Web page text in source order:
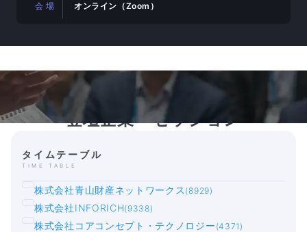
会 場 オンライン（Zoom）
登壇企業・セッション
タイムテーブル
TIME TABLE
株式会社青山財産ネットワークス (8929)
株式会社INFORICH(9338)
株式会社コアコンセプト・テクノロジー (4371)